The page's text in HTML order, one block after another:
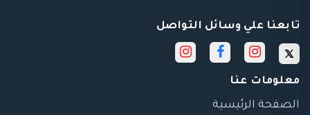
تابعنا علي وسائل التواصل
معلومات عنا
الصفحة الرئيسية